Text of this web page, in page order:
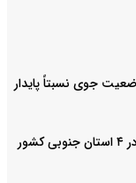
فردا پنجشنبه ۱۵ مرداد/ وضعیت جوی نسبتاً پایدار
اطلاعیه مهم درباره برگزاری امتحانات نهایی معوق در ۴ استان جنوبی کشور